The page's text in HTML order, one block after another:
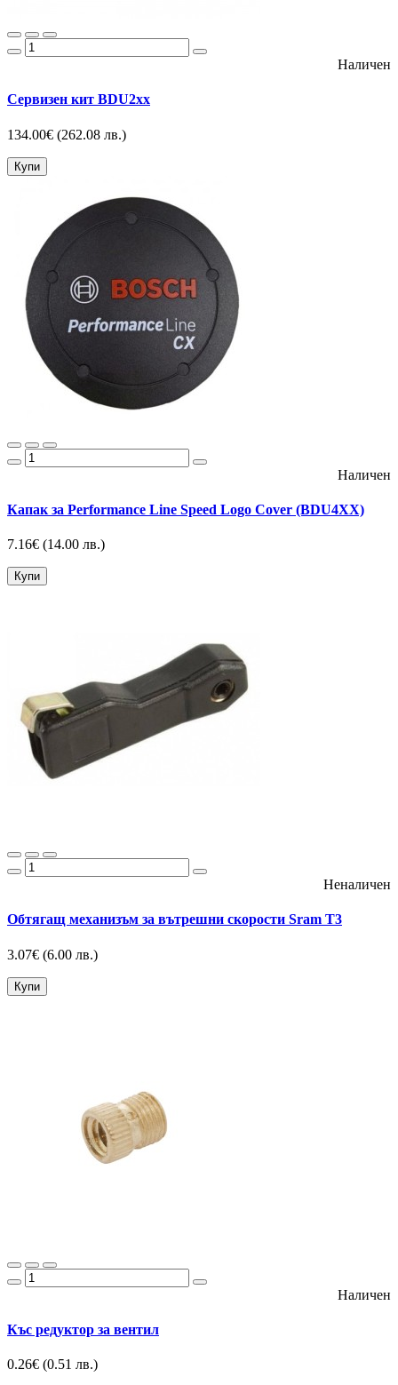
Наличен
Сервизен кит BDU2xx
134.00€ (262.08 лв.)
Купи
Наличен
Капак за Performance Line Speed Logo Cover (BDU4XX)
7.16€ (14.00 лв.)
Купи
Неналичен
Обтягащ механизъм за вътрешни скорости Sram T3
3.07€ (6.00 лв.)
Купи
Наличен
Къс редуктор за вентил
0.26€ (0.51 лв.)